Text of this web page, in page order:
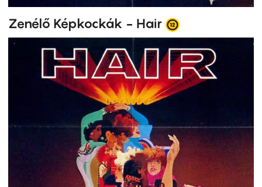
Zenélő Képkockák - Hair